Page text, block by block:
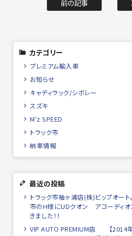
前の記事
カテゴリー
プレミアム輸入車
お知らせ
キャディラック/シボレー
スズキ
M'z SPEED
トラック市
納車情報
最近の投稿
トラック市袖ヶ浦店(株)ビップオート
市のH様にUDクオン アコーディ
きました！！
VIP AUTO PREMIUM店 【2014